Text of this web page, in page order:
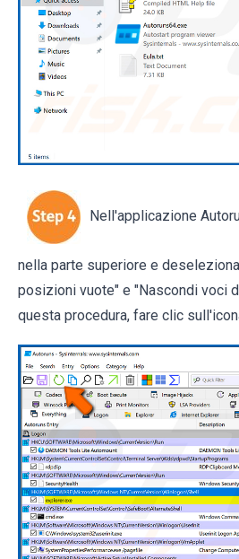
Nell'applicazione
nella parte superiore e
posizioni vuote" e "Nascondi voci
questa procedura, fare clic